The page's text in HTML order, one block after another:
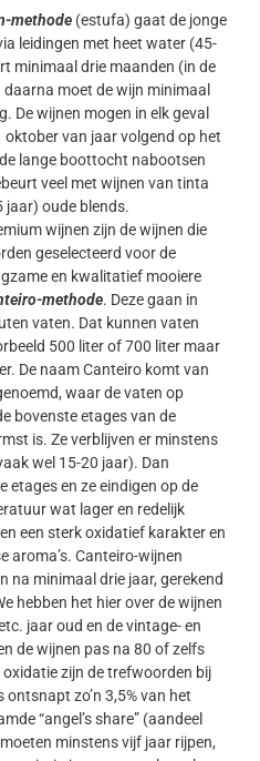
methode (estufa) gaat de jonge
leidingen met heet water (45-
minimaal drie maanden (in de
moet de wijn minimaal
De wijnen mogen in elk geval
van jaar volgend op het
lange boottocht nabootsen
veel met wijnen van tinta
jaar) oude blends.
wijnen zijn de wijnen die
geselecteerd voor de
en kwalitatief mooiere
methode. Deze gaan in
vaten. Dat kunnen vaten
500 liter of 700 liter maar
De naam Canteiro komt van
waar de vaten op
bovenste etages van de
is. Ze verblijven er minstens
wel 15-20 jaar). Dan
etages en ze eindigen op de
wat lager en redelijk
een sterk oxidatief karakter en
aroma’s. Canteiro-wijnen
na minimaal drie jaar, gerekend
hebben het hier over de wijnen
jaar oud en de vintage- en
de wijnen pas na 80 of zelfs
zijn de trefwoorden bij
zo’n 3,5% van het
“angel’s share” (aandeel
minstens vijf jaar rijpen,